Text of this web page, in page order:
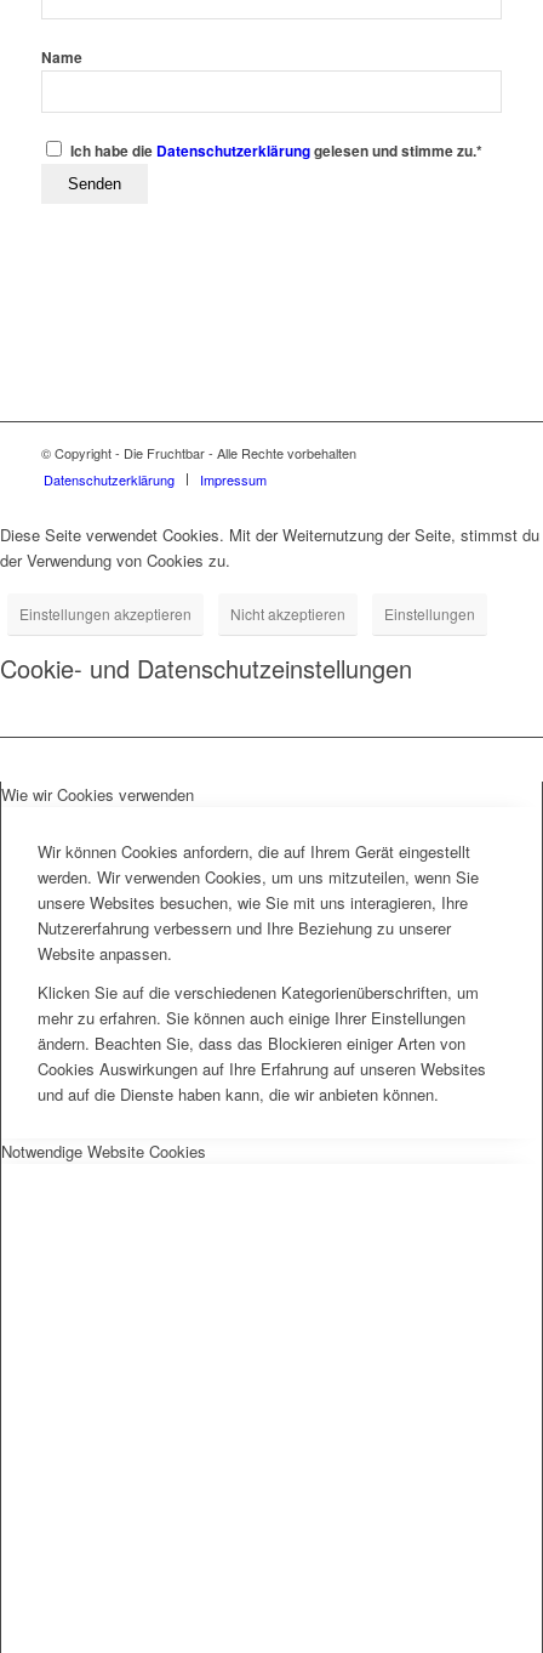
Name
Ich habe die Datenschutzerklärunggelesen und stimme zu.*
© Copyright - Die Fruchtbar - Alle Rechte vorbehalten
Datenschutz­erklärung
Impressum
Diese Seite verwendet Cookies. Mit der Weiternutzung der Seite, stimmst du
der Verwendung von Cookies zu.
Einstellungen akzeptieren Nicht akzeptieren Einstellungen
Cookie- und Datenschutzeinstellungen
Wie wir Cookies verwenden
Wir können Cookies anfordern, die auf Ihrem Gerät eingestellt
werden. Wir verwenden Cookies, um uns mitzuteilen, wenn Sie
unsere Websites besuchen, wie Sie mit uns interagieren, Ihre
Nutzererfahrung verbessern und Ihre Beziehung zu unserer
Website anpassen.
Klicken Sie auf die verschiedenen Kategorienüberschriften, um
mehr zu erfahren. Sie können auch einige Ihrer Einstellungen
ändern. Beachten Sie, dass das Blockieren einiger Arten von
Cookies Auswirkungen auf Ihre Erfahrung auf unseren Websites
und auf die Dienste haben kann, die wir anbieten können.
Notwendige Website Cookies